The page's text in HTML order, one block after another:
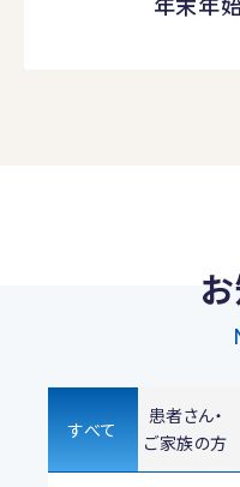
すべて
患者さん・
ご家族の方